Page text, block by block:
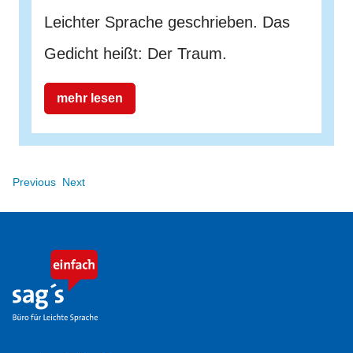
Leichter Sprache geschrieben. Das
Gedicht heißt: Der Traum.
mehr lesen
Previous Next